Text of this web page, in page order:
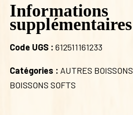
Informations
supplémentaires
Code UGS : 612511161233
Catégories : AUTRES BOISSONS
BOISSONS SOFTS